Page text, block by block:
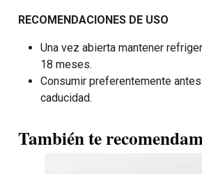
RECOMENDACIONES DE USO
Una vez abierta mantener
18 meses.
Consumir preferentemente
caducidad.
También te